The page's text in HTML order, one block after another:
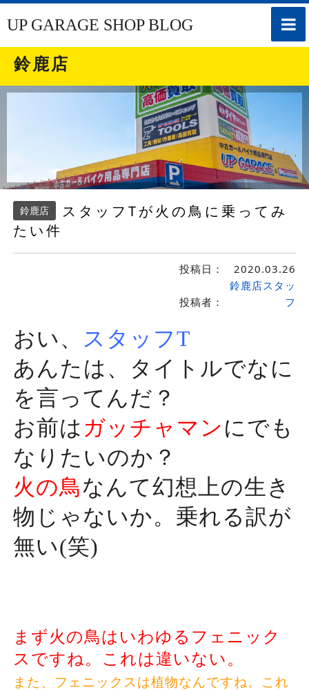
toggle
UP GARAGE SHOP BLOG
鈴鹿店
鈴鹿店
スタッフTが火の鳥に乗ってみ
たい件
投稿日： 2020.03.26
投稿者：
鈴鹿店スタッ
フ
おい、
スタッフT
あんたは、タイトルでなに
を言ってんだ？
お前は ガッチャマンにでも
なりたいのか？
火の鳥なんて幻想上の生き
物じゃないか。乗れる訳が
無い(笑)
まず火の鳥はいわゆるフェニック
スですね。これは違いない。
また、フェニックスは植物なんですね。これ